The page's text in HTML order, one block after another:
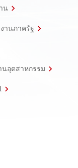
น
านภาครัฐ
นอุตสาหกรรม